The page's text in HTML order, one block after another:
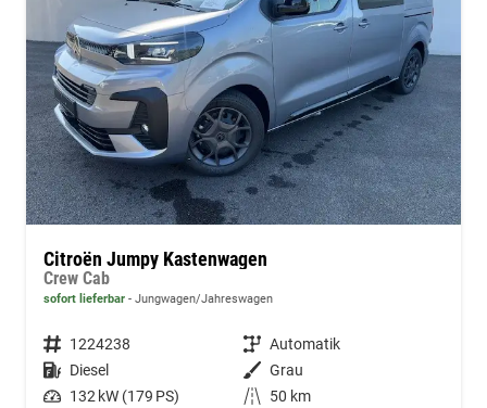
Citroën Jumpy Kastenwagen
Crew Cab
sofort lieferbar Jungwagen/Jahreswagen
Fahrzeugnummer 1224238 Getriebe Automatik
Kraftstoff Diesel Außenfarbe Grau
Leistung 132 kW (179 PS) Kilometerstand 50 km